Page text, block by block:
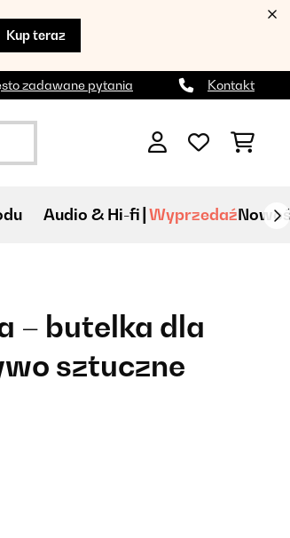
Kup teraz
zadawane pytania Kontakt
Audio & Hi-fi Wyprzedaź
– butelka dla
sztuczne